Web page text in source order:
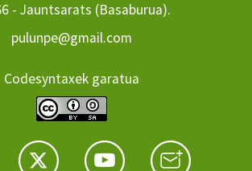
- Jauntsarats (Basaburua).
pulunpe@gmail.com
Codesyntaxek garatua